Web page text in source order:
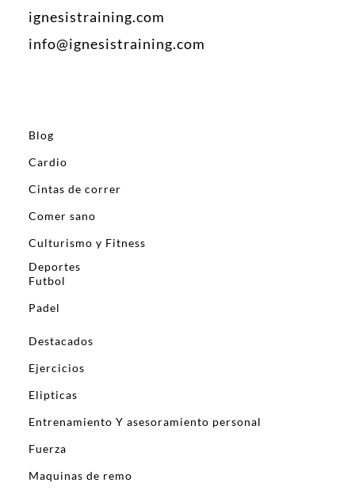
ignesistraining.com
info@ignesistraining.com
Blog
Cardio
Cintas de correr
Comer sano
Culturismo y Fitness
Deportes
Futbol
Padel
Destacados
Ejercicios
Elipticas
Entrenamiento Y asesoramiento personal
Fuerza
Maquinas de remo